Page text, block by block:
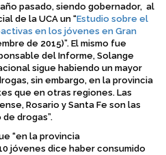
pasado, siendo gobernador, al
de la UCA un “Estudio sobre el
en los jóvenes en Gran
de 2015)”. El mismo fue
del Informe, Solange
sigue habiendo un mayor
sin embargo, en la provincia
que en otras regiones. Las
Rosario y Santa Fe son las
drogas”.
“en la provincia
jóvenes dice haber consumido